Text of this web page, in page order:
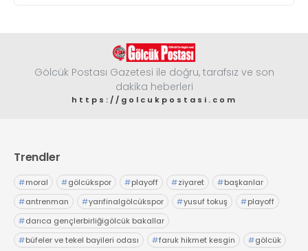
Gölcük Postası Gazetesi ile doğru, tarafsız ve son
dakika heberleri
https://golcukpostasi.com
Trendler
#moral #gölcükspor #playoff #ziyaret #başkanlar
#antrenman #yarıfinalgölcükspor #yusuf tokuş #playoff
#darıca gençlerbirliğigölcük bakallar
#büfeler ve tekel bayileri odası #faruk hikmet kesgin #gölcük